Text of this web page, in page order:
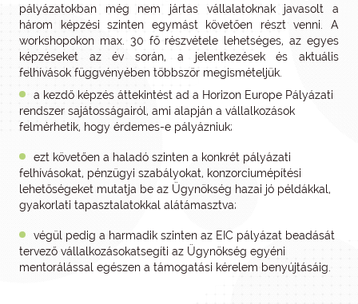
pályázatokban még nem jártas vállalatoknak javasolt a
három képzési szinten egymást követően részt venni. A
workshopokon max. 30 fő részvétele lehetséges, az egyes
képzéseket az év során, a jelentkezések és aktuális
felhívások függvényében többször megismételjük.
a kezdő képzés áttekintést ad a Horizon Europe Pályázati
rendszer sajátosságairól, ami alapján a vállalkozások
felmérhetik, hogy érdemes-e pályázniuk;
ezt követően a haladó szinten a konkrét pályázati
felhívásokat, pénzügyi szabályokat, konzorciumépítési
lehetőségeket mutatja be az Ügynökség hazai jó példákkal,
gyakorlati tapasztalatokkal alátámasztva;
végül pedig a harmadik szinten az EIC pályázat beadását
tervező vállalkozásokatsegíti az Ügynökség egyéni
mentorálással egészen a támogatási kérelem benyújtásáig.